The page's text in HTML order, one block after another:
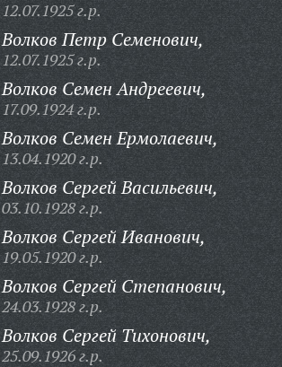
12.07.1925 г.р.
Волков Петр Семенович,
12.07.1925 г.р.
Волков Семен Андреевич,
17.09.1924 г.р.
Волков Семен Ермолаевич,
13.04.1920 г.р.
Волков Сергей Васильевич,
03.10.1928 г.р.
Волков Сергей Иванович,
19.05.1920 г.р.
Волков Сергей Степанович,
24.03.1928 г.р.
Волков Сергей Тихонович,
25.09.1926 г.р.